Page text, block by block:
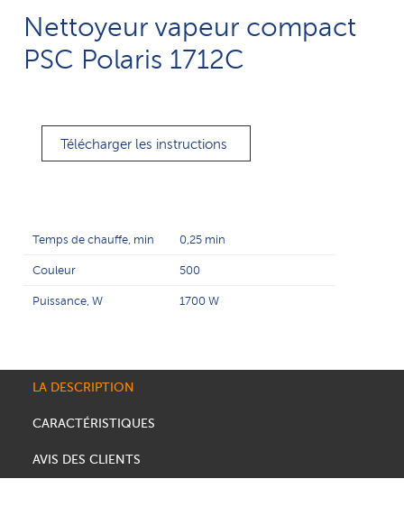
Nettoyeur vapeur compact
PSC Polaris 1712C
Télécharger les instructions
Temps de chauffe, min 0,25 min
Couleur 500
Puissance, W 1700 W
LA DESCRIPTION
CARACTÉRISTIQUES
AVIS DES CLIENTS